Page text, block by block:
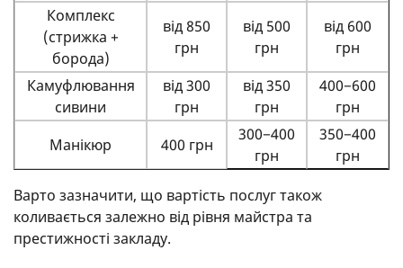
Комплекс
(стрижка +
борода)
від 850
грн
від 500
грн
від 600
грн
Камуфлювання
сивини
від 300
грн
від 350
грн
400−600
грн
Манікюр
400 грн
300−400
грн
350−400
грн
Варто зазначити, що вартість послуг також
коливається залежно від рівня майстра та
престижності закладу.